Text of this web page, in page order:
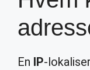
En IP-